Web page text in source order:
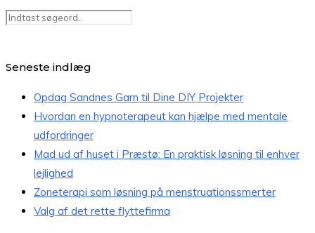
Seneste indlæg
Opdag Sandnes Garn til Dine DIY Projekter
Hvordan en hypnoterapeut kan hjælpe med mentale
udfordringer
Mad ud af huset i Præstø: En praktisk løsning til enhver
lejlighed
Zoneterapi som løsning på menstruationssmerter
Valg af det rette flyttefirma